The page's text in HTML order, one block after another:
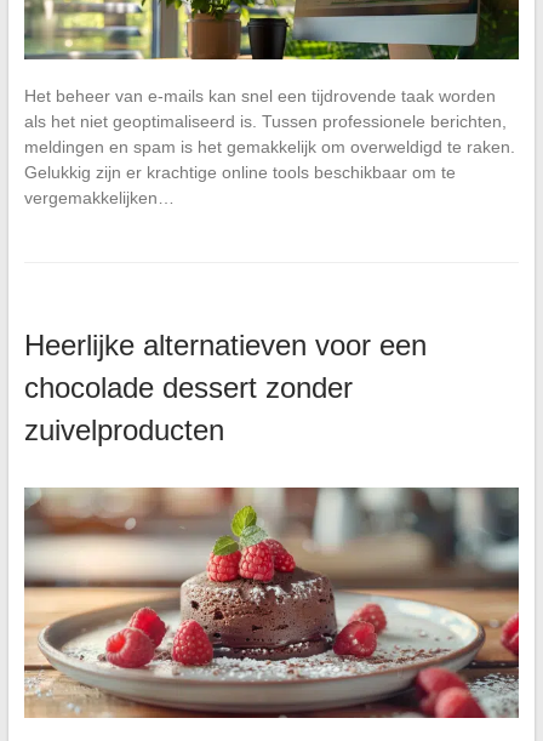
Het beheer van e-mails kan snel een tijdrovende taak worden
als het niet geoptimaliseerd is. Tussen professionele berichten,
meldingen en spam is het gemakkelijk om overweldigd te raken.
Gelukkig zijn er krachtige online tools beschikbaar om te
vergemakkelijken…
Heerlijke alternatieven voor een
chocolade dessert zonder
zuivelproducten